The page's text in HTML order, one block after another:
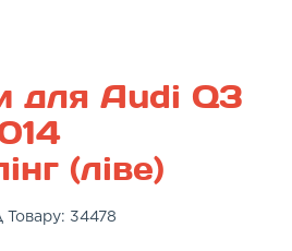
для Audi Q3
(ліве)
Товару: 34478